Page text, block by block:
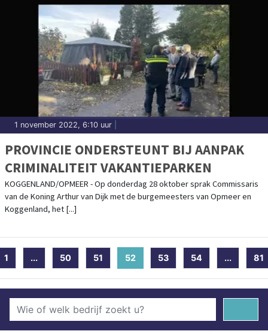
1 november 2022, 6:10 uur
PROVINCIE ONDERSTEUNT BIJ AANPAK
CRIMINALITEIT VAKANTIEPARKEN
KOGGENLAND/OPMEER - Op donderdag 28 oktober sprak Commissaris
van de Koning Arthur van Dijk met de burgemeesters van Opmeer en
Koggenland, het [...]
1 ... 50 51 52 (current)
53 54 ... 81